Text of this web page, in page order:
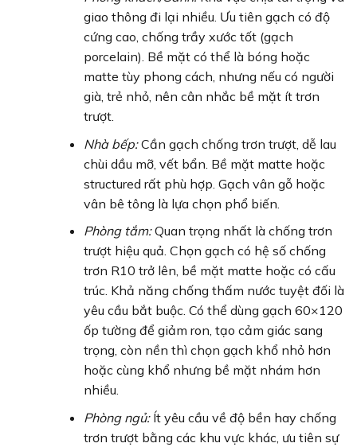
giao thông đi lại nhiều. Ưu tiên gạch có độ
cứng cao, chống trầy xước tốt (gạch
porcelain). Bề mặt có thể là bóng hoặc
matte tùy phong cách, nhưng nếu có người
già, trẻ nhỏ, nên cân nhắc bề mặt ít trơn
trượt.
Nhà bếp:Cần gạch chống trơn trượt, dễ lau
chùi dầu mỡ, vết bẩn. Bề mặt matte hoặc
structured rất phù hợp. Gạch vân gỗ hoặc
vân bê tông là lựa chọn phổ biến.
Phòng tắm:Quan trọng nhất là chống trơn
trượt hiệu quả. Chọn gạch có hệ số chống
trơn R10 trở lên, bề mặt matte hoặc có cấu
trúc. Khả năng chống thấm nước tuyệt đối là
yêu cầu bắt buộc. Có thể dùng gạch 60×120
ốp tường để giảm ron, tạo cảm giác sang
trọng, còn nền thì chọn gạch khổ nhỏ hơn
hoặc cùng khổ nhưng bề mặt nhám hơn
nhiều.
Phòng ngủ:Ít yêu cầu về độ bền hay chống
trơn trượt bằng các khu vực khác, ưu tiên sự